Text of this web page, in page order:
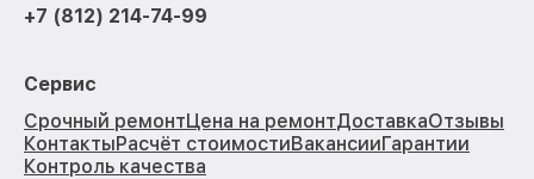
+7 (812) 214-74-99
Сервис
Срочный ремонтЦена на ремонтДоставкаОтзывы
КонтактыРасчёт стоимостиВакансииГарантии
Контроль качества